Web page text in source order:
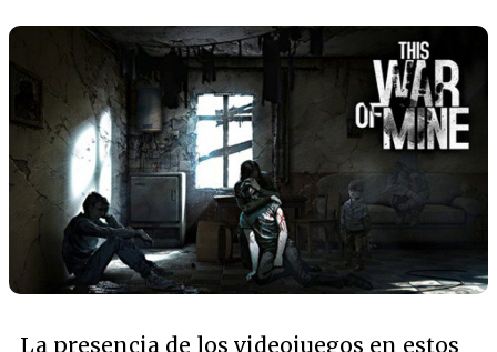
La presencia de los videojuegos en estos